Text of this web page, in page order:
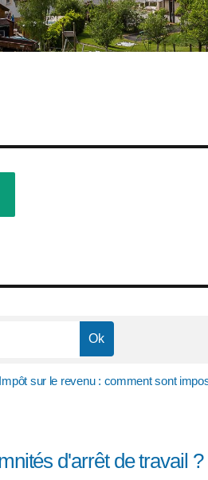
Impôt sur le revenu : comment sont
d'arrêt de travail ?